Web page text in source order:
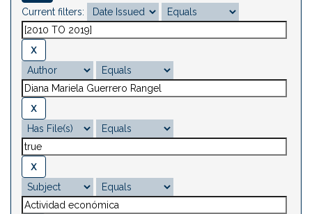
Current filters: